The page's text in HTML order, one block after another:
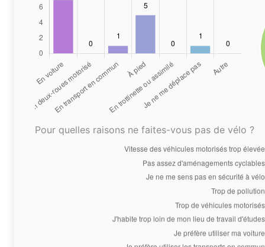
Pour quelles raisons ne faites-vous pas de vélo ?